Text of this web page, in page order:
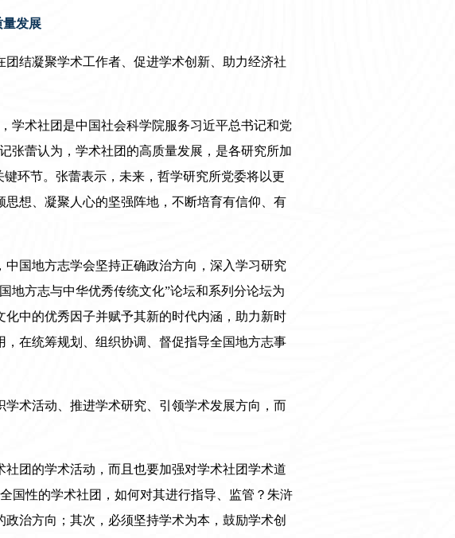
量发展
结凝聚学术工作者、促进学术创新、助力经济社
学术社团是中国社会科学院服务习近平总书记和党
张蕾认为，学术社团的高质量发展，是各研究所加
环节。张蕾表示，未来，哲学研究所党委将以更
想、凝聚人心的坚强阵地，不断培育有信仰、有
国地方志学会坚持正确政治方向，深入学习研究
地方志与中华优秀传统文化”论坛和系列分论坛为
中的优秀因子并赋予其新的时代内涵，助力新时
在统筹规划、组织协调、督促指导全国地方志事
术活动、推进学术研究、引领学术发展方向，而
团的学术活动，而且也要加强对学术社团学术道
国性的学术社团，如何对其进行指导、监管？朱浒
治方向；其次，必须坚持学术为本，鼓励学术创